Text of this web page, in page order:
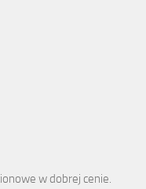
w dobrej cenie.